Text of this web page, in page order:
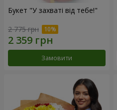
Букет "У захваті від тебе!"
2 775 грн
Замовити